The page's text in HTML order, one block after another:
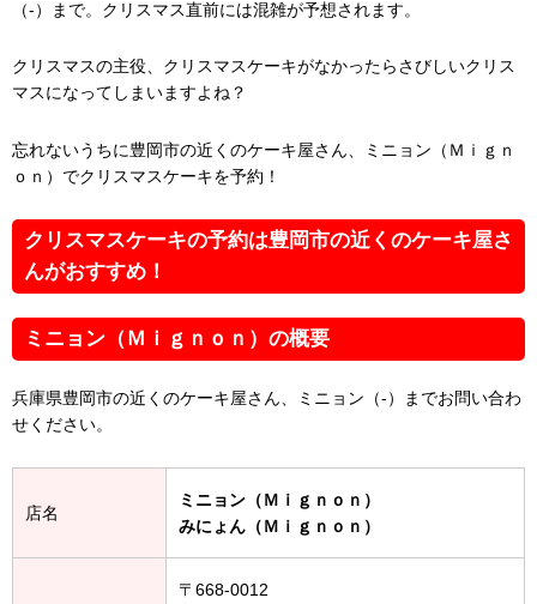
（-）まで。クリスマス直前には混雑が予想されます。
クリスマスの主役、クリスマスケーキがなかったらさびしいクリス
マスになってしまいますよね？
忘れないうちに豊岡市の近くのケーキ屋さん、ミニョン（Ｍｉｇｎ
ｏｎ）でクリスマスケーキを予約！
クリスマスケーキの予約は豊岡市の近くのケーキ屋さ
んがおすすめ！
ミニョン（Ｍｉｇｎｏｎ）の概要
兵庫県豊岡市の近くのケーキ屋さん、ミニョン（-）までお問い合わ
せください。
店名
ミニョン（Ｍｉｇｎｏｎ）
みにょん（Ｍｉｇｎｏｎ）
〒668-0012